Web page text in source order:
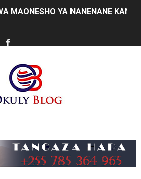
MAONESHO YA NANENANE
Marafiki Kwenye Gumzo la
MIUNDOMBINU KUCHOCHEA
WA WMA ASEMA VIPIMO SAHIHI
WA WILAYA YA IRAMBA